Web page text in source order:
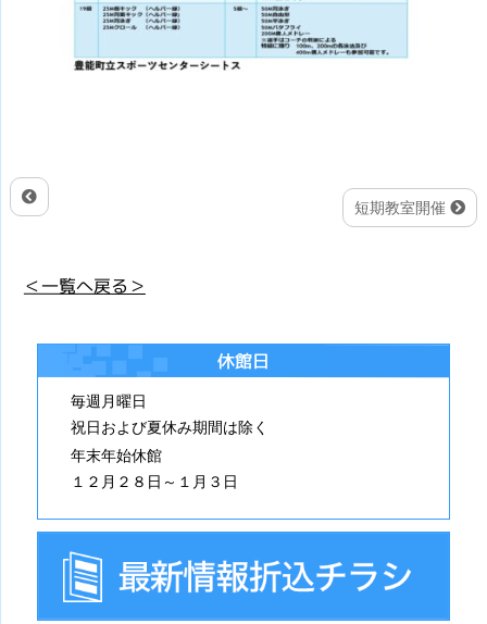
短期教室開催
＜一覧へ戻る＞
休館日
毎週月曜日
祝日および夏休み期間は除く
年末年始休館
１２月２８日～１月３日